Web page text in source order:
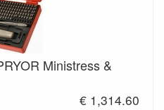
Ministress &
€ 1,314.60